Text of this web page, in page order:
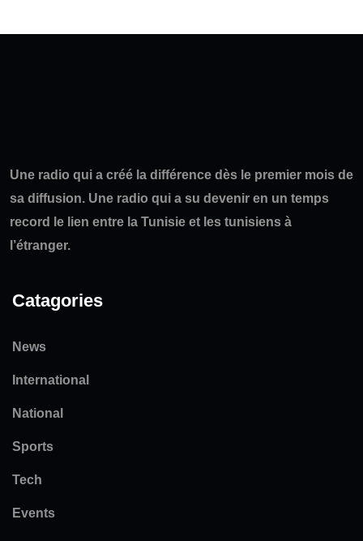
Une radio qui a créé la différence dès le premier mois de
sa diffusion. Une radio qui a su devenir en un temps
record le lien entre la Tunisie et les tunisiens à
l’étranger.
Catagories
News
International
National
Sports
Tech
Events